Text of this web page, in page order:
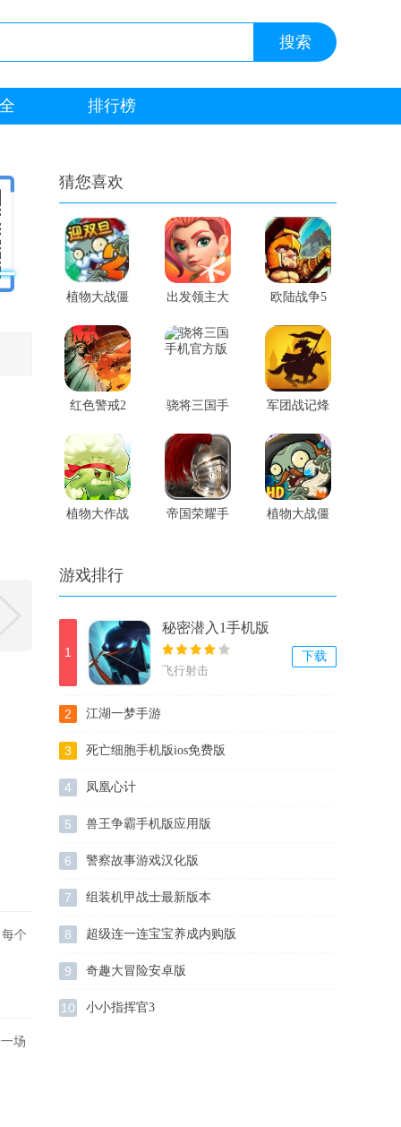
排行榜
个
场
猜您喜欢
植物大战僵
尸2体验版
出发领主大
人手机游戏
欧陆战争5
内购版
红色警戒2
共和国之辉
手游
骁将三国手
机官方版
军团战记烽
火手机游戏
植物大作战 帝国荣耀手 植物大战僵
游戏排行
1
秘密潜入1手机版
飞行射击
下载
2 江湖一梦手游
3 死亡细胞手机版ios免费版
4 凤凰心计
5 兽王争霸手机版应用版
6 警察故事游戏汉化版
7 组装机甲战士最新版本
8 超级连一连宝宝养成内购版
9 奇趣大冒险安卓版
10 小小指挥官3